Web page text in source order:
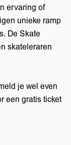
ervaring of
unieke ramp
De Skate
skateleraren
je wel even
een gratis ticket